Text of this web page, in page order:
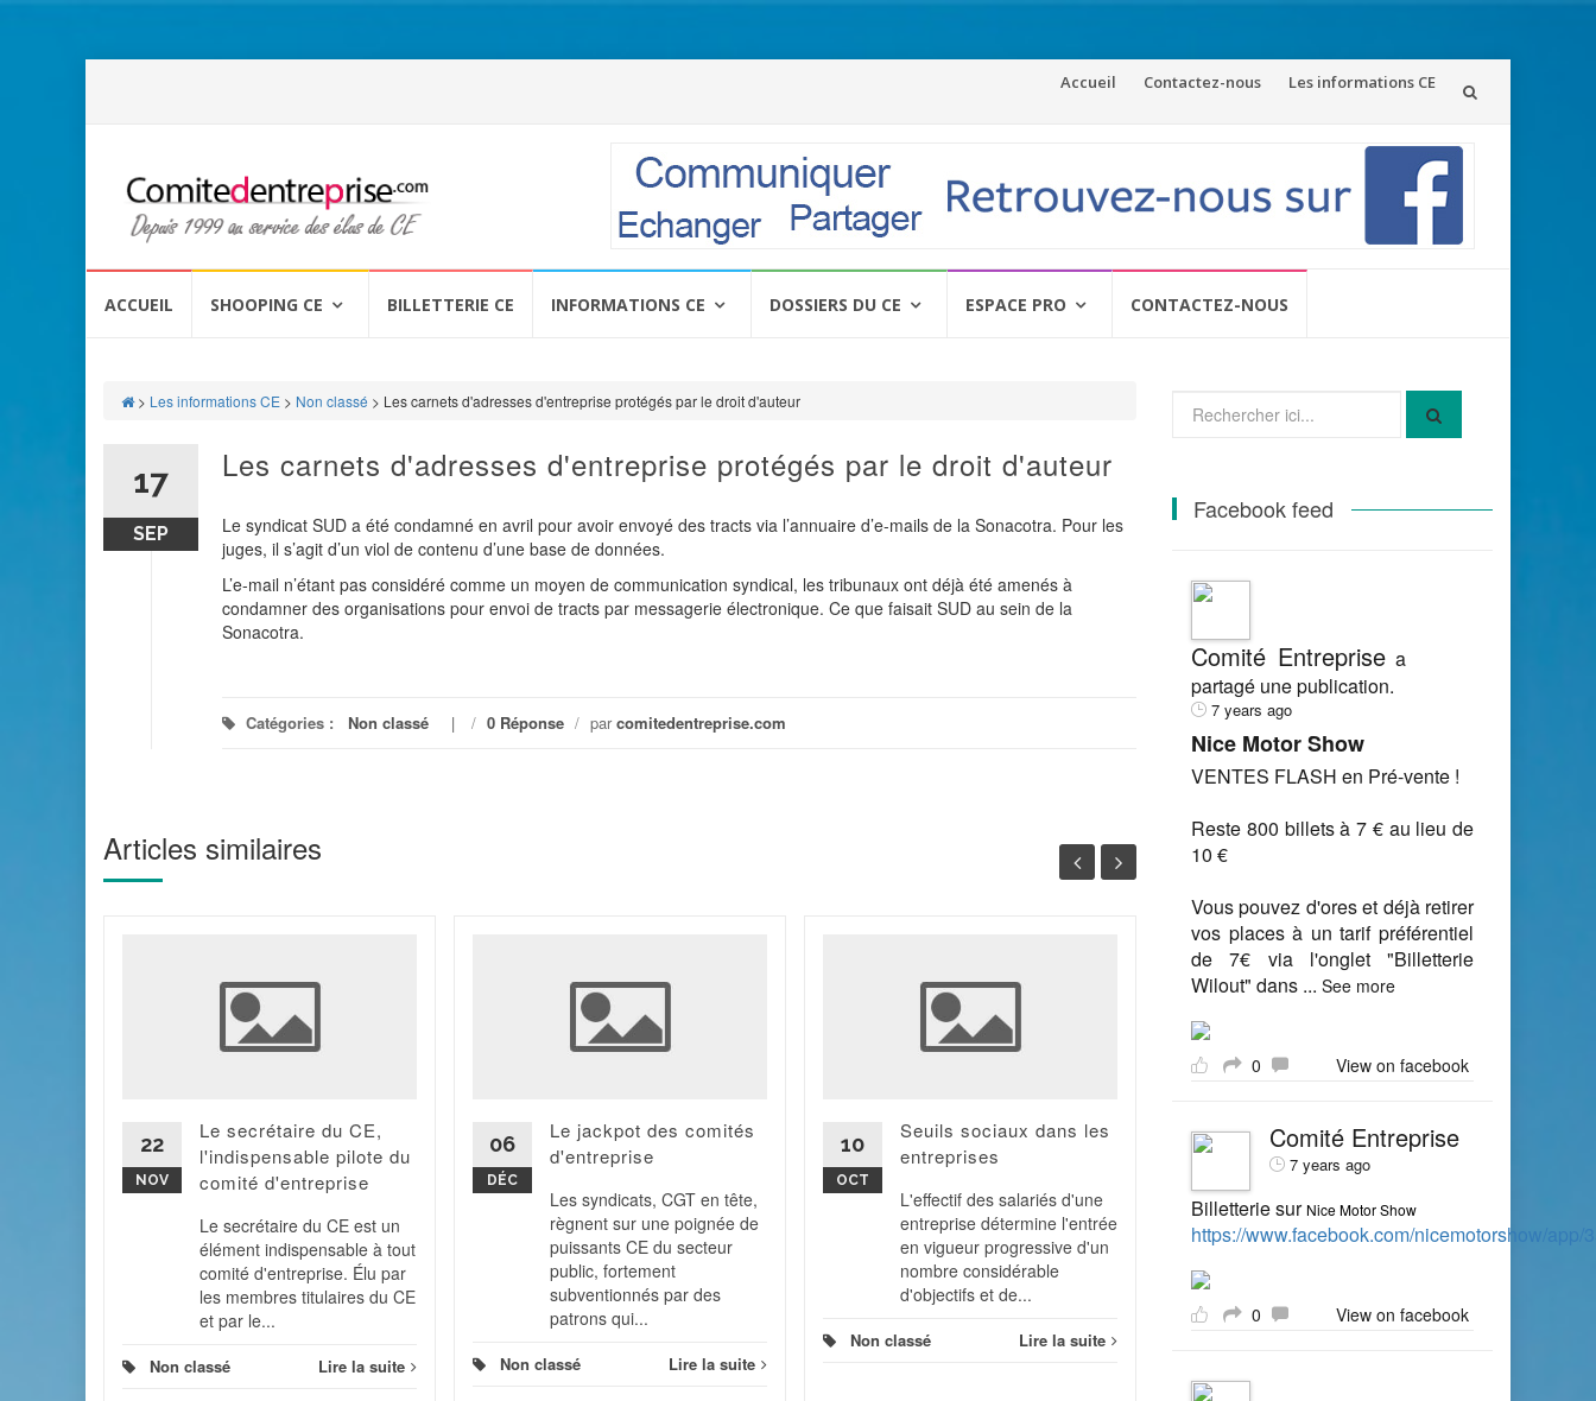
Aller
Accueil Contactez-nous Les informations CE
ACCUEIL SHOOPING CE BILLETTERIE CE INFORMATIONS CE DOSSIERS DU CE ESPACE PRO CONTACTEZ-NOUS
> Les informations CE > Non classé > Les carnets d'adresses d'entreprise protégés par le droit d'auteur
17
SEP
Les carnets d'adresses d'entreprise protégés par le droit d'auteur
Le syndicat SUD a été condamné en avril pour avoir envoyé des tracts via l’annuaire d’e-mails de la Sonacotra. Pour les
juges, il s’agit d’un viol de contenu d’une base de données.
L’e-mail n’étant pas considéré comme un moyen de communication syndical, les tribunaux ont déjà été amenés à
condamner des organisations pour envoi de tracts par messagerie électronique. Ce que faisait SUD au sein de la
Sonacotra.
Catégories : Non classé / 0 Réponse / parcomitedentreprise.com
Articles similaires
22
NOV
Le secrétaire du CE,
l'indispensable pilote du
comité d'entreprise
Le secrétaire du CE est un
élément indispensable à tout
comité d'entreprise. Élu par
les membres titulaires du CE
et par le...
Non classé Lire la suite
06
DÉC
Le jackpot des comités
d'entreprise
Les syndicats, CGT en tête,
règnent sur une poignée de
puissants CE du secteur
public, fortement
subventionnés par des
patrons qui...
Non classé Lire la suite
10
OCT
Seuils sociaux dans les
entreprises
L'effectif des salariés d'une
entreprise détermine l'entrée
en vigueur progressive d'un
nombre considérable
d'objectifs et de...
Non classé Lire la suite
08
Heures sup : le "forfait
jour" sur la sellette
juristes, la Cour de cassation
entreprises pourraient...
Non classé Lire la suite
pour
Facebook feed
Comité Entreprisea
partagé une publication.
7 years ago
Nice Motor Show
VENTES FLASH en Pré-vente !
Reste 800 billets à 7 € au lieu de
10 €
Vous pouvez d'ores et déjà retirer
vos places à un tarif préférentiel
de 7€ via l'onglet "Billetterie
Wilout" dans ... See more
0 View on facebook
Comité Entreprise
7 years ago
Billetterie sur Nice Motor Show
https://www.facebook.com/nicemotorshow/app/
0 View on facebook